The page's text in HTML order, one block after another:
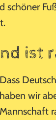
schöner
ist
Dass
haben wir
Mannschaft